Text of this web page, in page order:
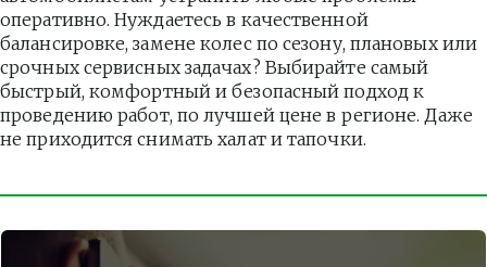
оперативно. Нуждаетесь в качественной
балансировке, замене колес по сезону, плановых или
срочных сервисных задачах? Выбирайте самый
быстрый, комфортный и безопасный подход к
проведению работ, по лучшей цене в регионе. Даже
не приходится снимать халат и тапочки.